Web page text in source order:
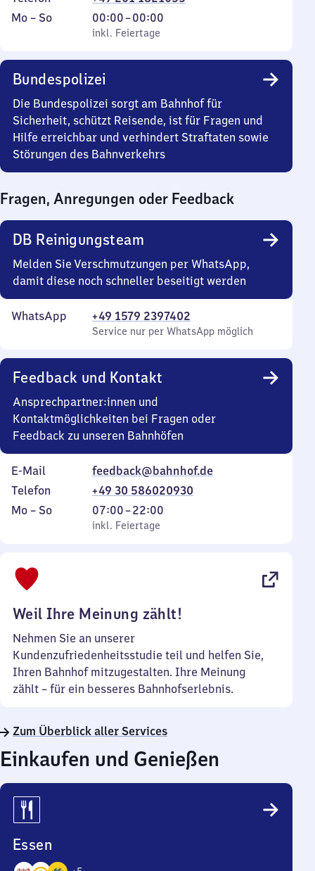
Montag
Mo – So,
inkl. Feiertage
00:00–00:00
Von
0
0
Uhr
inkl. Feiertage
Bundespolizei
Die Bundespolizei sorgt am Bahnhof für
Sicherheit, schützt Reisende, ist für Fragen und
Hilfe erreichbar und verhindert Straftaten sowie
Störungen des Bahnverkehrs
Fragen, Anregungen oder Feedback
DB Reinigungsteam
Melden Sie Verschmutzungen per WhatsApp,
damit diese noch schneller beseitigt werden
WhatsApp +49 1579 2397402
Service nur per WhatsApp möglich
Feedback und Kontakt
Ansprechpartner:innen und
Kontaktmöglichkeiten bei Fragen oder
Feedback zu unseren Bahnhöfen
E-Mail
feedback@bahnhof.de
Telefon
+49 30 586020930
Montag
Mo – So,
inkl. Feiertage
07:00–22:00
Von
7
inkl. Feiertage
Weil Ihre Meinung zählt!
Nehmen Sie an unserer
Kundenzufriedenheitsstudie teil und helfen Sie,
Ihren Bahnhof mitzugestalten. Ihre Meinung
zählt – für ein besseres Bahnhofserlebnis.
Zum Überblick aller Services
Einkaufen und Genießen
Essen